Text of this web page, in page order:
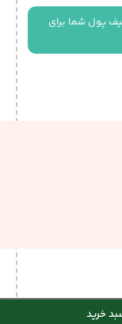
پول شما برای
خرید